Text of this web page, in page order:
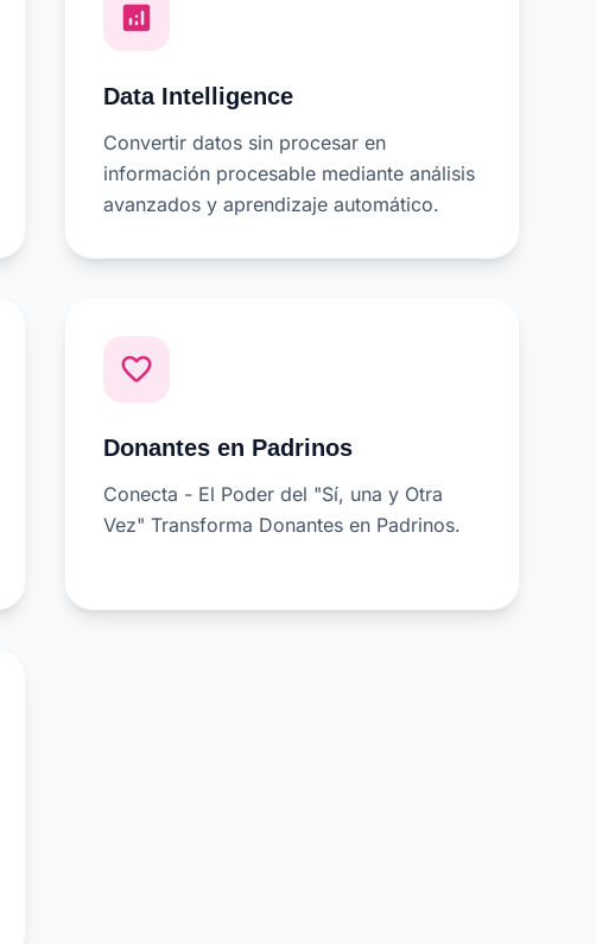
analytics
Data Intelligence
Convertir datos sin procesar en
información procesable mediante análisis
avanzados y aprendizaje automático.
favorite_border
Donantes en Padrinos
Conecta - El Poder del "Sí, una y Otra
Vez" Transforma Donantes en Padrinos.